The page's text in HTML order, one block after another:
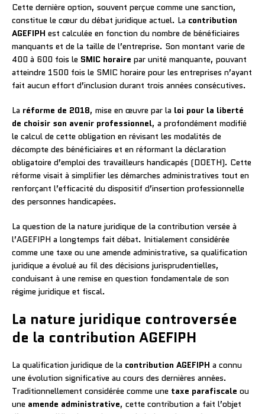
Cette dernière option, souvent perçue comme une sanction,
constitue le cœur du débat juridique actuel. La contribution
AGEFIPH est calculée en fonction du nombre de bénéficiaires
manquants et de la taille de l’entreprise. Son montant varie de
400 à 600 fois le SMIC horaire par unité manquante, pouvant
atteindre 1500 fois le SMIC horaire pour les entreprises n’ayant
fait aucun effort d’inclusion durant trois années consécutives.
La réforme de 2018, mise en œuvre par la loi pour la liberté
de choisir son avenir professionnel, a profondément modifié
le calcul de cette obligation en révisant les modalités de
décompte des bénéficiaires et en réformant la déclaration
obligatoire d’emploi des travailleurs handicapés (DOETH). Cette
réforme visait à simplifier les démarches administratives tout en
renforçant l’efficacité du dispositif d’insertion professionnelle
des personnes handicapées.
La question de la nature juridique de la contribution versée à
l’AGEFIPH a longtemps fait débat. Initialement considérée
comme une taxe ou une amende administrative, sa qualification
juridique a évolué au fil des décisions jurisprudentielles,
conduisant à une remise en question fondamentale de son
régime juridique et fiscal.
La nature juridique controversée
de la contribution AGEFIPH
La qualification juridique de la contribution AGEFIPH a connu
une évolution significative au cours des dernières années.
Traditionnellement considérée comme une taxe parafiscale ou
une amende administrative, cette contribution a fait l’objet